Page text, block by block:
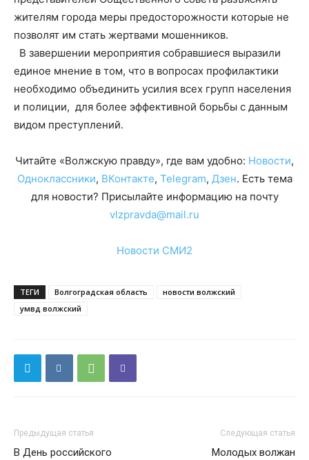
жителям города меры предосторожности которые не
позволят им стать жертвами мошенников.
В завершении мероприятия собравшиеся выразили
единое мнение в том, что в вопросах профилактики
необходимо объединить усилия всех групп населения
и полиции, для более эффективной борьбы с данным
видом преступлений.
Читайте «Волжскую правду», где вам удобно: Новости,
Одноклассники, ВКонтакте, Telegram, Дзен. Есть тема
для новости? Присылайте информацию на почту
vlzpravda@mail.ru
Новости СМИ2
ТЕГИ Волгоградская область
новости волжский
умвд волжский
Предыдущая статья
В День российского
Следующая статья
Молодых волжан